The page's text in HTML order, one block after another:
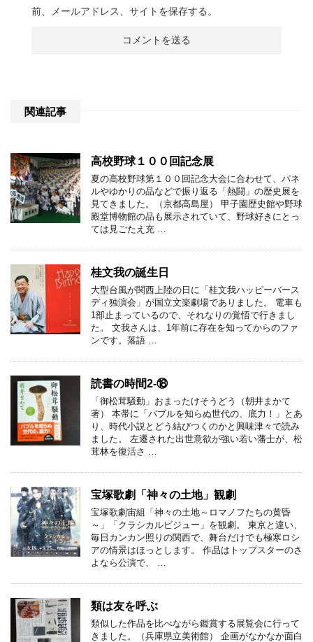
前、メールアドレス、サイトを保存する。
関連記事
高校野球１００回記念展
夏の高校野球第１００回記念大会に合わせて、パネ
ルやゆかりの品などで振り返る「熱闘」の歴史展を
見てきました。（京都高島屋） 甲子園歴史館や野球
殿堂博物館の品も展示されていて、野球好きにとっ
ては見ごたえ充 …
桂文我の誕生日
大型台風が関西上陸の日に「桂文我ハッピーバース
ディ独演会」が国立文楽劇場でありました。 電車も
1部止まっているので、それなりの覚悟で行きまし
た。 文我さんは、1年前に存在を知ってからのファ
ンです。落語 …
読書の時間2-⑱
「御松茸騒動」おまったけそうどう（朝井まかて
著） 本帯に「バブルを知らぬ世代の、底力！」とあ
り、時代小説とどう結びつくのかと興味津々で読み
ました。 左遷された出世意欲が強い若い藩士が、松
茸林を復活さ …
宝塚歌劇「神々の土地」観劇
宝塚歌劇宙組「神々の土地～ロマノフたちの黄昏
～」「クラシカルビジュー」を観劇。 東京と違い、
毎日カンカン照りの関西で、舞台だけでも極寒ロシ
アの情景はほっとします。 作品はトップスターのさ
よなら公演で、 …
類は友を呼ぶ
類似した作品を比べながら鑑賞する展覧会に行って
きました。（兵庫県立美術館） 企画がなかなか面白